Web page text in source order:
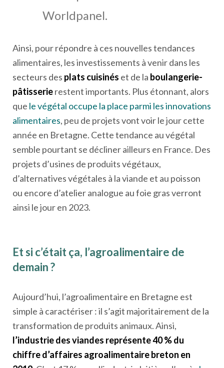
Worldpanel.
Ainsi, pour répondre à ces nouvelles tendances
alimentaires, les investissements à venir dans les
secteurs des plats cuisinés et de la boulangerie-
pâtisserierestent importants. Plus étonnant, alors
que le végétal occupe la place parmi les innovations
alimentaires, peu de projets vont voir le jour cette
année en Bretagne. Cette tendance au végétal
semble pourtant se décliner ailleurs en France. Des
projets d’usines de produits végétaux,
d’alternatives végétales à la viande et au poisson
ou encore d’atelier analogue au foie gras verront
ainsi le jour en 2023.
Et si c’était ça, l’agroalimentaire de
demain ?
Aujourd’hui, l’agroalimentaire en Bretagne est
simple à caractériser : il s’agit majoritairement de la
transformation de produits animaux. Ainsi,
l’industrie des viandes représente 40 % du
chiffre d’affaires agroalimentaire breton en